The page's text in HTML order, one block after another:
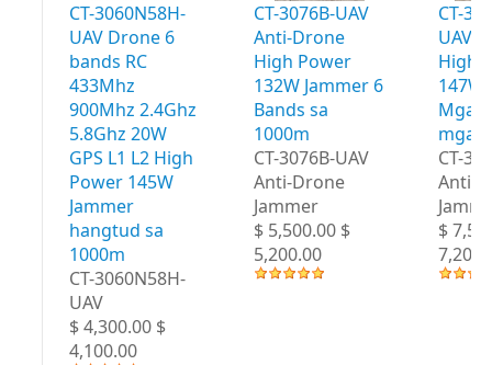
CT-3060N58H-
UAV Drone 6
bands RC
433Mhz
900Mhz 2.4Ghz
5.8Ghz 20W
GPS L1 L2 High
Power 145W
Jammer
hangtud sa
1000m
CT-3060N58H-
UAV
$ 4,300.00 $
4,100.00
CT-3076B-UAV
Anti-Drone
High Power
132W Jammer 6
Bands sa
1000m
CT-3076B-UAV
Anti-Drone
Jammer
$ 5,500.00 $
5,200.00
CT-
UAV
High
147W
Mga
mga
CT-
Anti-
$